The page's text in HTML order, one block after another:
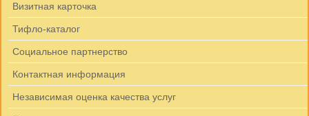
Визитная карточка
Тифло-каталог
Социальное партнерство
Контактная информация
Независимая оценка качества услуг